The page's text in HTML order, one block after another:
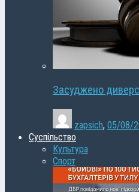
Засуджено
zapsich, 05/08/
Суспільство
Культура
Спорт